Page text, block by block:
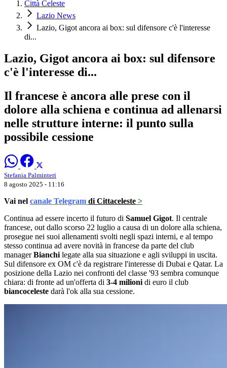
Città Celeste
Lazio News
Lazio, Gigot ancora ai box: sul difensore c'è l'interesse
di...
Lazio, Gigot ancora ai box: sul difensore
c'è l'interesse di...
Il francese è ancora alle prese con il
dolore alla schiena e continua ad allenarsi
nelle strutture interne: il punto sulla
possibile cessione
Stefania Palminteri
8 agosto 2025 - 11:16
Vai nel canale Telegram di Cittaceleste >
Continua ad essere incerto il futuro di Samuel Gigot. Il centrale
francese, out dallo scorso 22 luglio a causa di un dolore alla schiena,
prosegue nei suoi allenamenti svolti negli spazi interni, e al tempo
stesso continua ad avere novità in francese da parte del club
managerBianchi legate alla sua situazione e agli sviluppi in uscita.
Sul difensore ex OM c'è da registrare l'interesse di Dubai e Qatar. La
posizione della Lazio nei confronti del classe '93 sembra comunque
chiara: di fronte ad un'offerta di 3-4 milioni di euro il club
biancoceleste darà l'ok alla sua cessione.